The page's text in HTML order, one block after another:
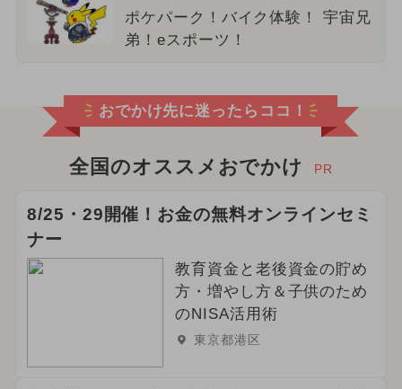
ポケパーク！バイク体験！ 宇宙兄
弟！eスポーツ！
おでかけ先に迷ったらココ！
全国のオススメおでかけ PR
8/25・29開催！お金の無料オンラインセミ
ナー
教育資金と老後資金の貯め
方・増やし方＆子供のため
のNISA活用術
東京都港区